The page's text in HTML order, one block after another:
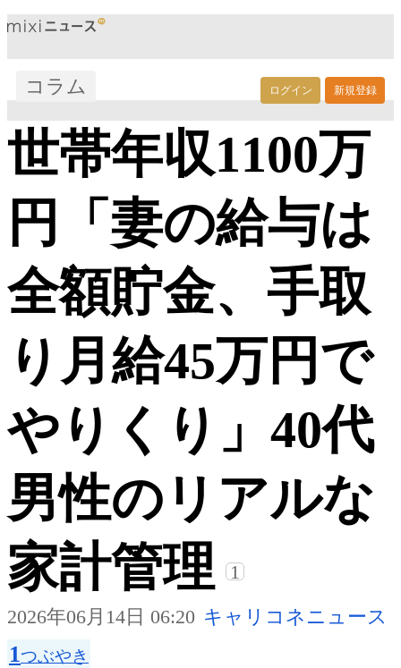
ログイン 新規登録
コラム
世帯年収1100万
円「妻の給与は
全額貯金、手取
り月給45万円で
やりくり」40代
男性のリアルな
家計管理
1
2026年06月14日 06:20 キャリコネニュース
1つぶやき